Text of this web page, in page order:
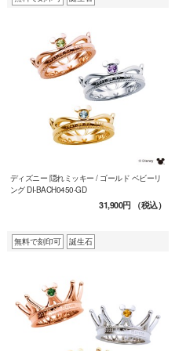
ディズニー 隠れミッキー / ゴールド ベビーリ
ング DI-BACH0450-GD
31,900円（税込）
無料で刻印可 誕生石